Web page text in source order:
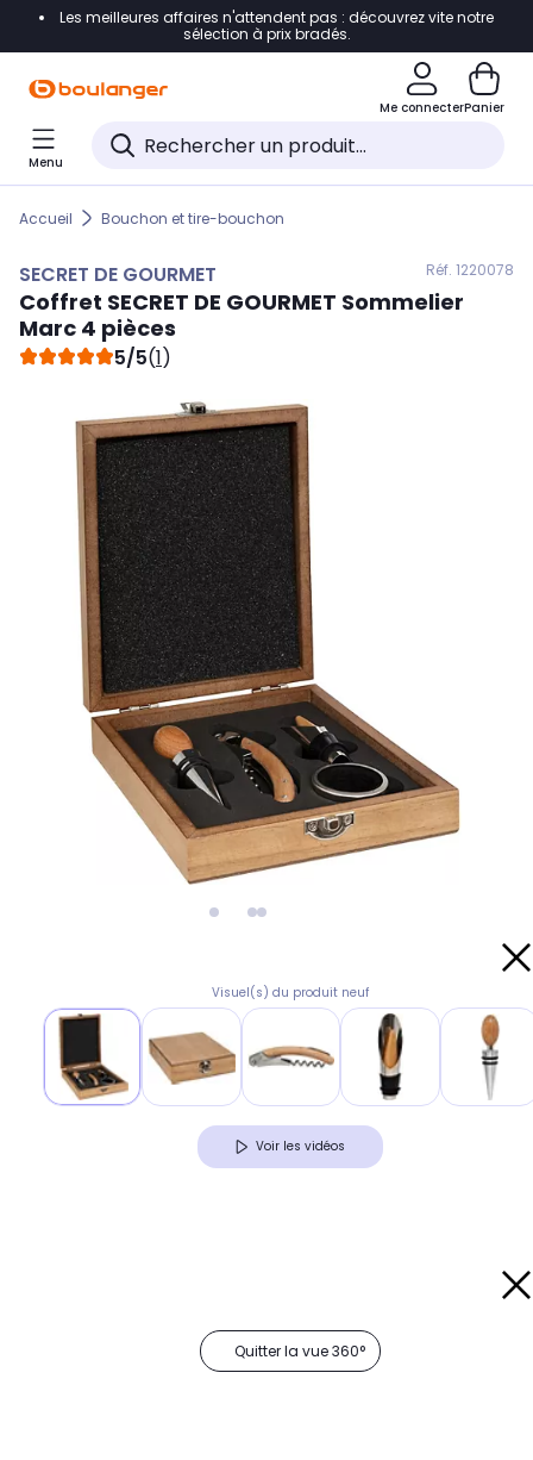
Accéder directement à la navigation
Accéder directement au pied de page
Accéder directement au chatbot
Les meilleures affaires n'attendent pas : découvrez vite notre
sélection à prix bradés.
Me connecterPanier
Menu
Accueil Bouchon et tire-bouchon
SECRET DE GOURMET Réf. 1220078
Coffret SECRET DE GOURMET Sommelier
Marc 4 pièces
5/5(1)
Visuel(s) du produit neuf
Voir les vidéos
Quitter la vue 360°